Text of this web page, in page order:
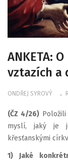
ANKETA:
vztazích a
ONDŘEJ SYROVÝ
(ČZ 4/26)
myslí, jaký je
křesťanskými
1) Jaké